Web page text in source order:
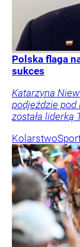
Polska flaga
sukces
Katarzyna
podjeździe pod
została liderką
Kolarstwo